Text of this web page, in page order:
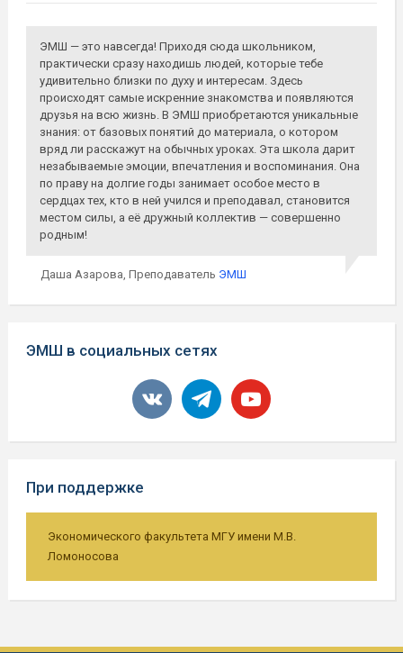
ЭМШ — это навсегда! Приходя сюда школьником,
практически сразу находишь людей, которые тебе
удивительно близки по духу и интересам. Здесь
происходят самые искренние знакомства и появляются
друзья на всю жизнь. В ЭМШ приобретаются уникальные
знания: от базовых понятий до материала, о котором
вряд ли расскажут на обычных уроках. Эта школа дарит
незабываемые эмоции, впечатления и воспоминания. Она
по праву на долгие годы занимает особое место в
сердцах тех, кто в ней учился и преподавал, становится
местом силы, а её дружный коллектив — совершенно
родным!
Даша Азарова, Преподаватель ЭМШ
ЭМШ в социальных сетях
vkontakte telegram youtube
При поддержке
Экономического факультета МГУ имени М.В.
Ломоносова